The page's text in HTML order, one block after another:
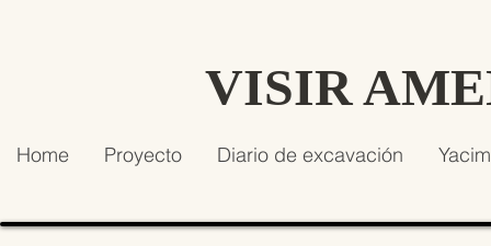
VISIR
Home Proyecto Diario de excavación